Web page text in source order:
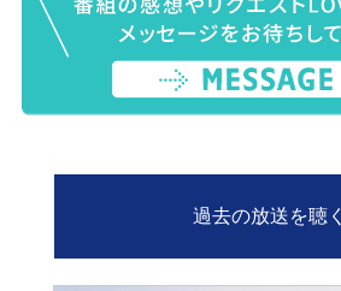
過去の放送を聴く